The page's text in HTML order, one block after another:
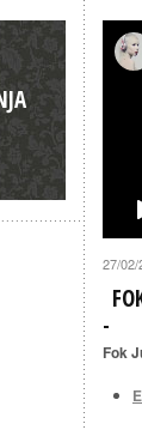
FOK
27/02/
Fok